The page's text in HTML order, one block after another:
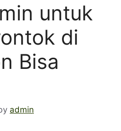
untuk
di
Bisa
admin